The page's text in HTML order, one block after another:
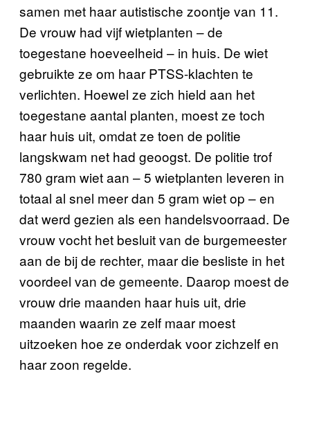
samen met haar autistische zoontje van 11.
De vrouw had vijf wietplanten – de
toegestane hoeveelheid – in huis. De wiet
gebruikte ze om haar PTSS-klachten te
verlichten. Hoewel ze zich hield aan het
toegestane aantal planten, moest ze toch
haar huis uit, omdat ze toen de politie
langskwam net had geoogst. De politie trof
780 gram wiet aan – 5 wietplanten leveren in
totaal al snel meer dan 5 gram wiet op – en
dat werd gezien als een handelsvoorraad. De
vrouw vocht het besluit van de burgemeester
aan de bij de rechter, maar die besliste in het
voordeel van de gemeente. Daarop moest de
vrouw drie maanden haar huis uit, drie
maanden waarin ze zelf maar moest
uitzoeken hoe ze onderdak voor zichzelf en
haar zoon regelde.